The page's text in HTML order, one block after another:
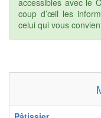
accessibles avec le
coup d’œil les
celui qui vous